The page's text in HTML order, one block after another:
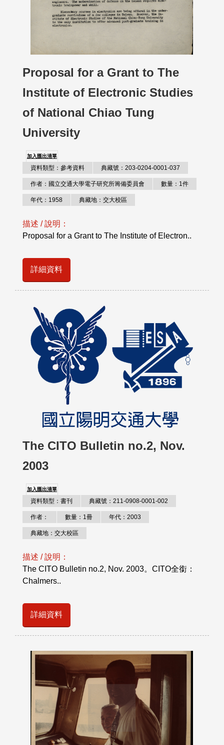
Proposal for a Grant to The
Institute of Electronic Studies
of National Chiao Tung
University
加入匯出清單
資料類型：參考資料 典藏號：203-0204-0001-037
作者：國立交通大學電子研究所籌備委員會 數量：1件
年代：1958 典藏地：交大校區
描述 / 說明：
Proposal for a Grant to The Institute of Electron..
詳細資料
The CITO Bulletin no.2, Nov.
2003
加入匯出清單
資料類型：書刊 典藏號：211-0908-0001-002
作者： 數量：1冊 年代：2003
典藏地：交大校區
描述 / 說明：
The CITO Bulletin no.2, Nov. 2003。CITO全銜：
Chalmers..
詳細資料